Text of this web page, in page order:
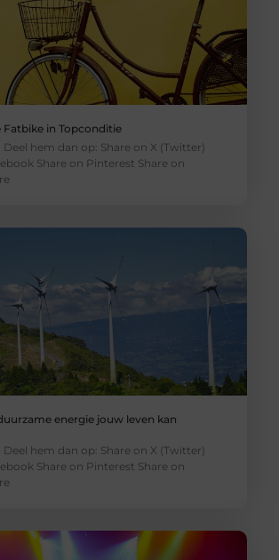
Fatbike in Topconditie
Deel hem dan op: Share on X (Twitter)
Share on Pinterest Share on
energie jouw leven kan
Deel hem dan op: Share on X (Twitter)
Share on Pinterest Share on